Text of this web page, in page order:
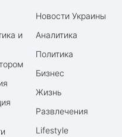
и
Новости Украины
Аналитика
Политика
Бизнес
Жизнь
Развлечения
Lifestyle